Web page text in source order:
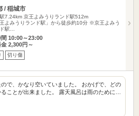
/ 稲城市
7.24km 京王よみうりランド駅512m
王よみうりランド駅」から徒歩約10分 ※京王よみう
駅…
間 10:00～23:00
金 2,300円～
切り傷
で、かなり空いていました。 おかげで、どの
ことが出来ました。 露天風呂は雨のために…